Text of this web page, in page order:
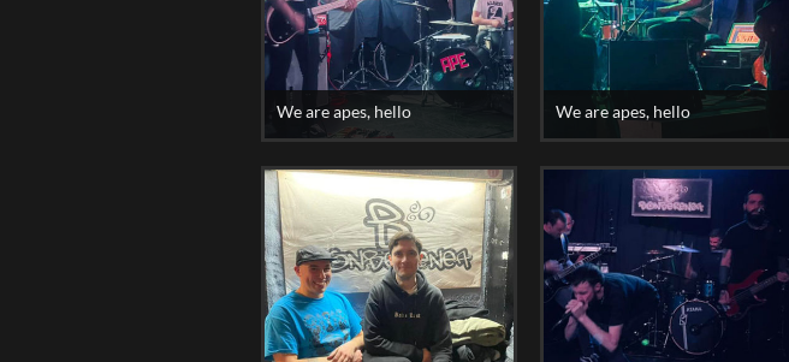
We are apes, hello We are apes, hello